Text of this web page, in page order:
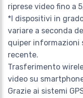
riprese video fino a
*I dispositivi in
variare a seconda
quiper informazioni
recente.
Trasferimento
video su
Grazie ai sistemi